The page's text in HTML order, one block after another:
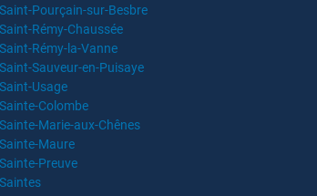
Saint-Pourçain-sur-Besbre
Saint-Rémy-Chaussée
Saint-Rémy-la-Vanne
Saint-Sauveur-en-Puisaye
Saint-Usage
Sainte-Colombe
Sainte-Marie-aux-Chênes
Sainte-Maure
Sainte-Preuve
Saintes